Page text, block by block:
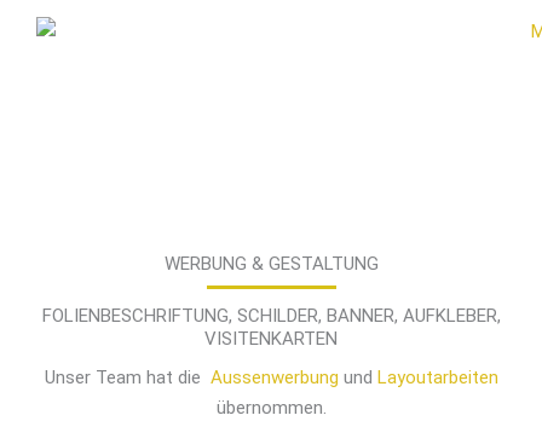
WERBUNG & GESTALTUNG
FOLIENBESCHRIFTUNG, SCHILDER, BANNER, AUFKLEBER,
VISITENKARTEN
Unser Team hat die Aussenwerbung und Layoutarbeiten
übernommen.